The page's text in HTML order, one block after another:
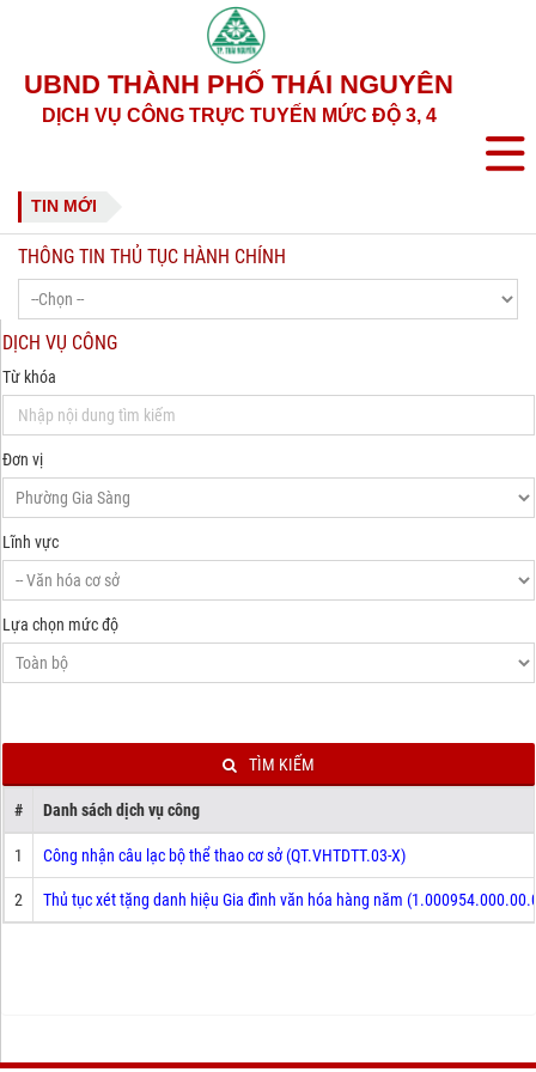
UBND THÀNH PHỐ THÁI NGUYÊN
DỊCH VỤ CÔNG TRỰC TUYẾN MỨC ĐỘ 3, 4
TIN MỚI
THÔNG TIN THỦ TỤC HÀNH CHÍNH
DỊCH VỤ CÔNG
Từ khóa
Đơn vị
Lĩnh vực
Lựa chọn mức độ
TÌM KIẾM
# Danh sách dịch vụ công
1 Công nhận câu lạc bộ thể thao cơ sở (QT.VHTDTT.03-X)
2 Thủ tục xét tặng danh hiệu Gia đình văn hóa hàng năm